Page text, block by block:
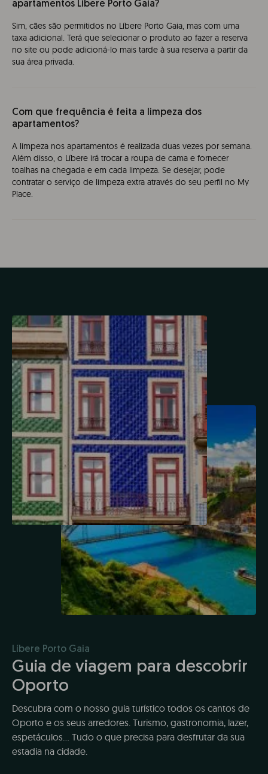
apartamentos Líbere Porto Gaia?
Sim, cães são permitidos no Líbere Porto Gaia, mas com uma
taxa adicional. Terá que selecionar o produto ao fazer a reserva
no site ou pode adicioná-lo mais tarde à sua reserva a partir da
sua área privada.
Com que frequência é feita a limpeza dos
apartamentos?
A limpeza nos apartamentos é realizada duas vezes por semana.
Além disso, o Líbere irá trocar a roupa de cama e fornecer
toalhas na chegada e em cada limpeza. Se desejar, pode
contratar o serviço de limpeza extra através do seu perfil no My
Place.
Líbere Porto Gaia
Guia de viagem para descobrir
Oporto
Descubra com o nosso guia turístico todos os cantos de
Oporto e os seus arredores. Turismo, gastronomia, lazer,
espetáculos... Tudo o que precisa para desfrutar da sua
estadia na cidade.